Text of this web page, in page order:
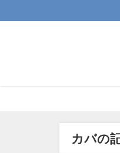
カバの